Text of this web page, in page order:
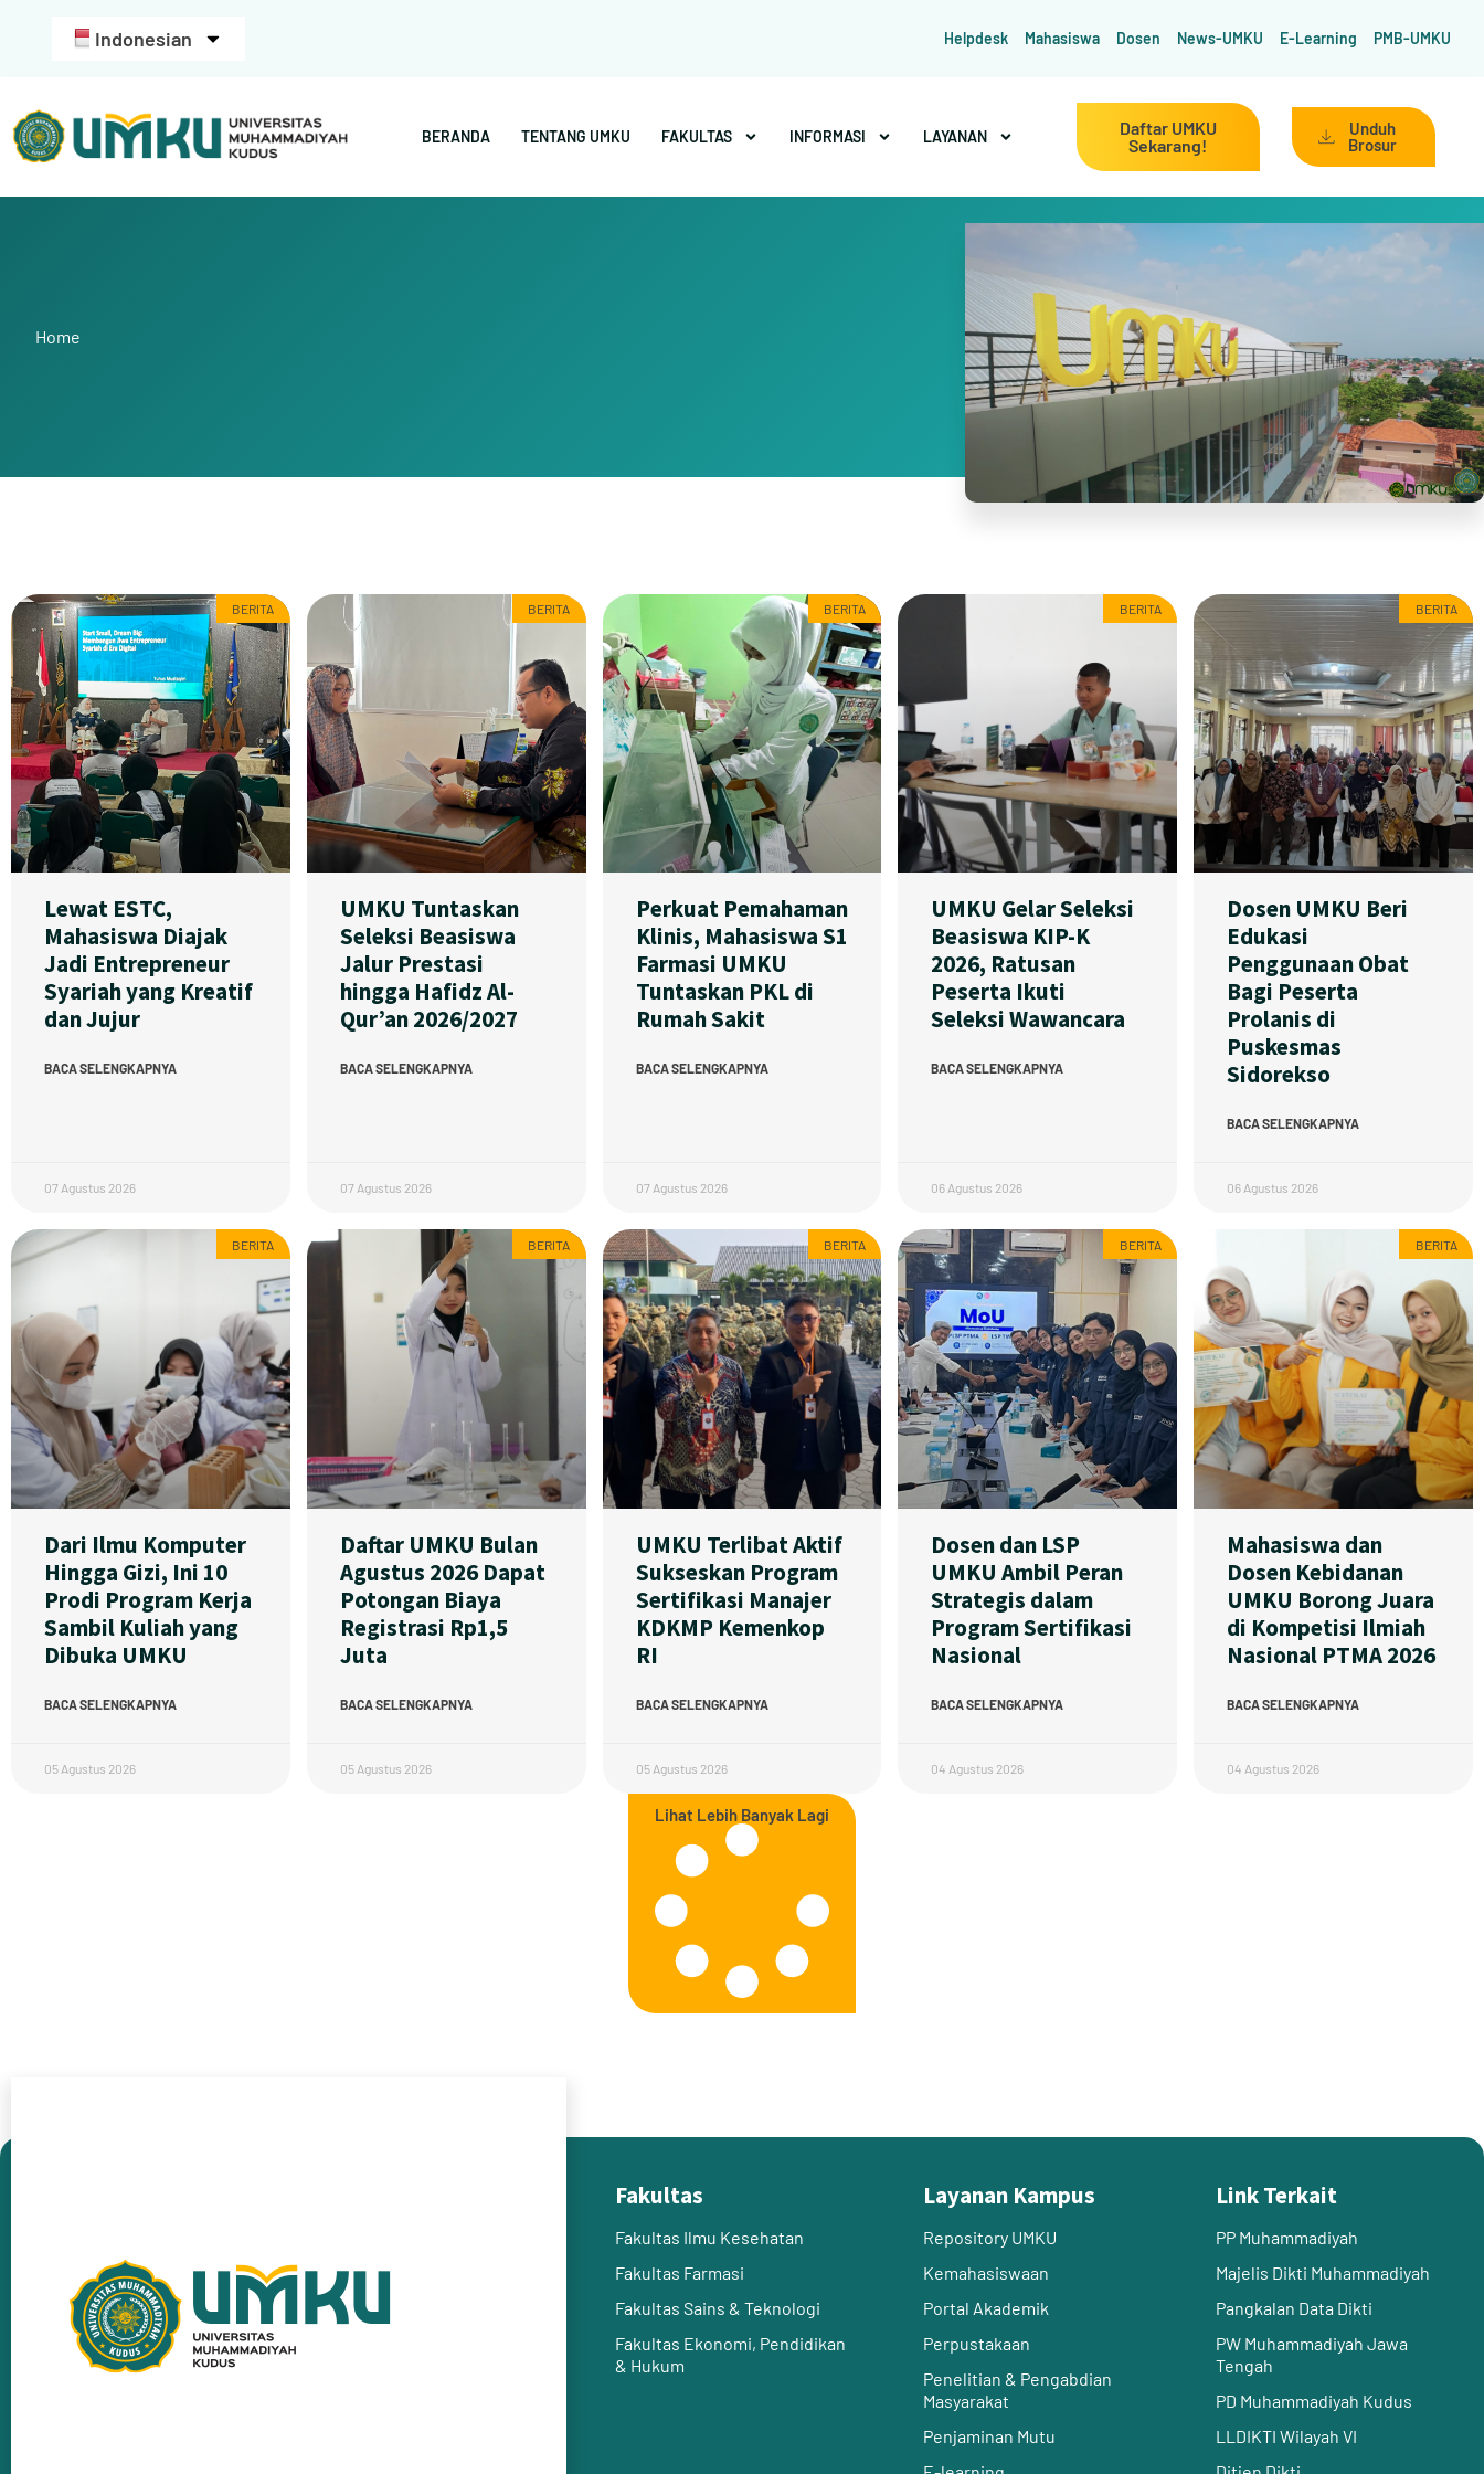
Indonesian Helpdesk Mahasiswa Dosen News-UMKU E-Learning PMB-UMKU
BERANDA TENTANG UMKU FAKULTAS INFORMASI LAYANAN
Daftar UMKU
Sekarang!
Unduh
Brosur
Home
BERITA
Lewat ESTC,
Mahasiswa Diajak
Jadi Entrepreneur
Syariah yang Kreatif
dan Jujur
BACA SELENGKAPNYA
07 Agustus 2026
BERITA
UMKU Tuntaskan
Seleksi Beasiswa
Jalur Prestasi
hingga Hafidz Al-
Qur’an 2026/2027
BACA SELENGKAPNYA
07 Agustus 2026
BERITA
Perkuat Pemahaman
Klinis, Mahasiswa S1
Farmasi UMKU
Tuntaskan PKL di
Rumah Sakit
BACA SELENGKAPNYA
07 Agustus 2026
BERITA
UMKU Gelar Seleksi
Beasiswa KIP-K
2026, Ratusan
Peserta Ikuti
Seleksi Wawancara
BACA SELENGKAPNYA
06 Agustus 2026
BERITA
Dosen UMKU Beri
Edukasi
Penggunaan Obat
Bagi Peserta
Prolanis di
Puskesmas
Sidorekso
BACA SELENGKAPNYA
06 Agustus 2026
BERITA
Dari Ilmu Komputer
Hingga Gizi, Ini 10
Prodi Program Kerja
Sambil Kuliah yang
Dibuka UMKU
BACA SELENGKAPNYA
05 Agustus 2026
BERITA
Daftar UMKU Bulan
Agustus 2026 Dapat
Potongan Biaya
Registrasi Rp1,5
Juta
BACA SELENGKAPNYA
05 Agustus 2026
BERITA
UMKU Terlibat Aktif
Sukseskan Program
Sertifikasi Manajer
KDKMP Kemenkop
RI
BACA SELENGKAPNYA
05 Agustus 2026
BERITA
Dosen dan LSP
UMKU Ambil Peran
Strategis dalam
Program Sertifikasi
Nasional
BACA SELENGKAPNYA
04 Agustus 2026
BERITA
Mahasiswa dan
Dosen Kebidanan
UMKU Borong Juara
di Kompetisi Ilmiah
Nasional PTMA 2026
BACA SELENGKAPNYA
04 Agustus 2026
Lihat Lebih Banyak Lagi
Fakultas
Fakultas Ilmu Kesehatan
Fakultas Farmasi
Fakultas Sains & Teknologi
Fakultas Ekonomi, Pendidikan
& Hukum
Layanan Kampus
Repository UMKU
Kemahasiswaan
Portal Akademik
Perpustakaan
Penelitian & Pengabdian
Masyarakat
Penjaminan Mutu
Link Terkait
PP Muhammadiyah
Majelis Dikti Muhammadiyah
Pangkalan Data Dikti
PW Muhammadiyah Jawa
Tengah
PD Muhammadiyah Kudus
LLDIKTI Wilayah VI